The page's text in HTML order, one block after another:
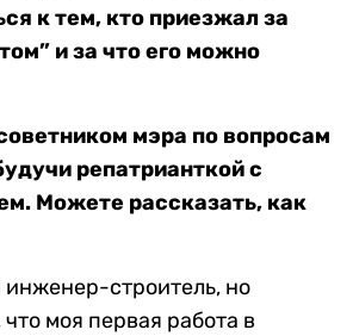
к тем, кто приезжал за
и за что его можно
мэра по вопросам
репатрианткой с
Можете рассказать, как
строитель, но
моя первая работа в